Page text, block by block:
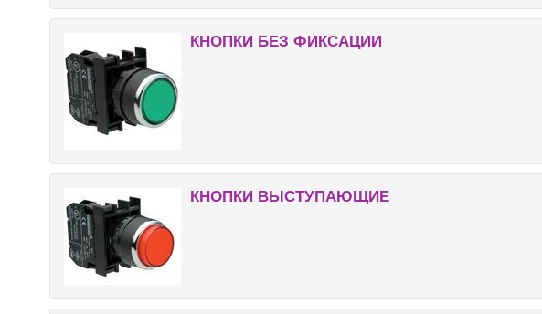
КНОПКИ БЕЗ ФИКСАЦИИ
КНОПКИ ВЫСТУПАЮЩИЕ